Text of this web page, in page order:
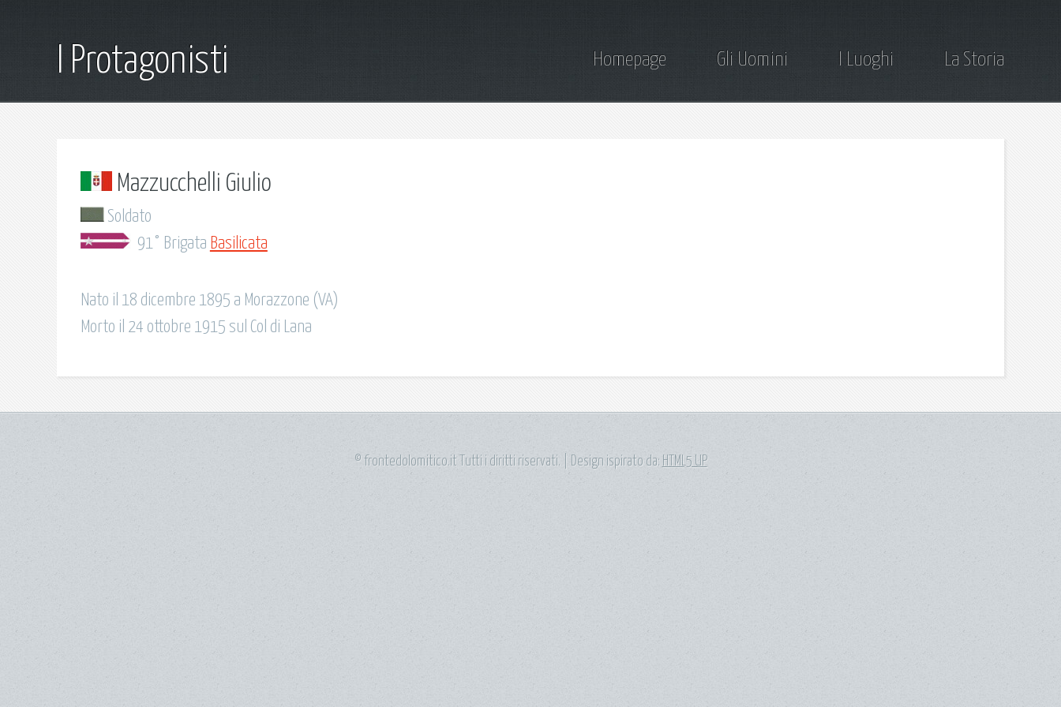
I Protagonisti Homepage Gli Uomini I Luoghi La Storia
Mazzucchelli Giulio
Soldato
91° Brigata Basilicata
Nato il 18 dicembre 1895 a Morazzone (VA)
Morto il 24 ottobre 1915 sul Col di Lana
© frontedolomitico.it Tutti i diritti riservati. | Design ispirato da: HTML5 UP